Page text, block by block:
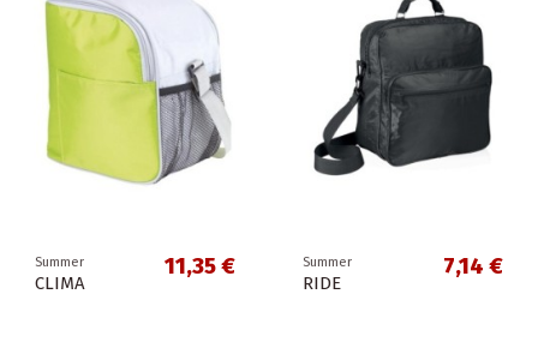
Summer
CLIMA
11,35 € Summer
RIDE
7,14 €